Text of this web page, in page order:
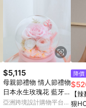
$5,115
母親節禮物 情人節禮物
日本永生玫瑰花 藍牙音
箱
亞洲跨境設計購物平台
降價
【
狠